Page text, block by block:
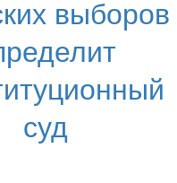
выборов
суд